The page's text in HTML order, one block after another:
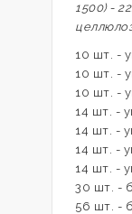
1500) -
10 шт. -
10 шт. -
10 шт. -
14 шт. -
14 шт. -
14 шт. -
14 шт. -
30 шт. -
56 шт. -